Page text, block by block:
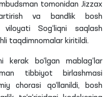
tomonidan Jizzax
va bandlik bosh
Sog‘liqni saqlash
taqdimnomalar kiritildi.
kerak bo‘lgan mablag‘lar
tibbiyot birlashmasi
chorasi qo‘llanildi, bosh